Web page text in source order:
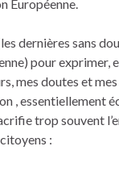
Européenne.
dernières sans
pour exprimer,
mes doutes et
, essentiellement
trop souvent
: